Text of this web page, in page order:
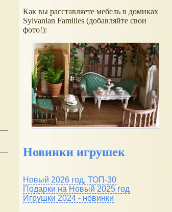
Как вы расставляете мебель в домиках
Sylvanian Families (добавляйте свои
фото!):
Новинки игрушек
Новый 2026 год, ТОП-30
Подарки на Новый 2025 год
Игрушки 2024 - новинки